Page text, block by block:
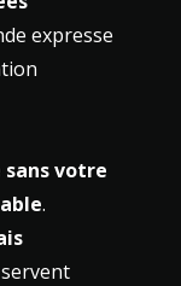
expresse
sans votre
.